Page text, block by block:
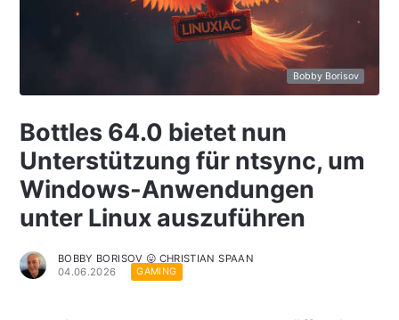
Bobby Borisov
Bottles 64.0 bietet nun
Unterstützung für ntsync, um
Windows-Anwendungen
unter Linux auszuführen
BOBBY BORISOV 😛 CHRISTIAN SPAAN
04.06.2026
GAMING